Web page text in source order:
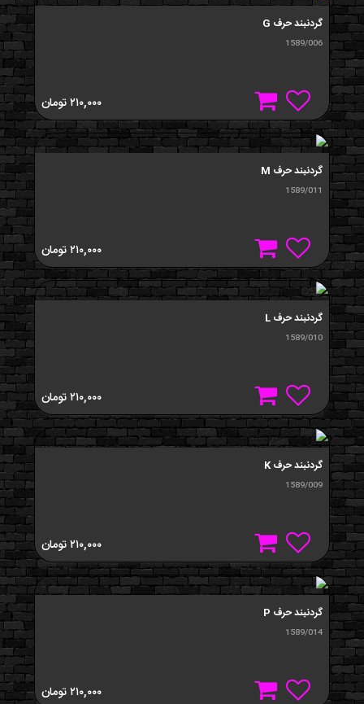
گردنبند حرف G
1589/006
۲۱۰,۰۰۰تومان
گردنبند حرف M
1589/011
۲۱۰,۰۰۰تومان
گردنبند حرف L
1589/010
۲۱۰,۰۰۰تومان
گردنبند حرف K
1589/009
۲۱۰,۰۰۰تومان
گردنبند حرف P
1589/014
۲۱۰,۰۰۰تومان